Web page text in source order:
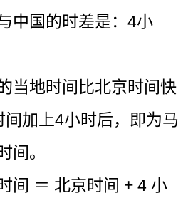
中国的时差是：4小
当地时间比北京时间快
加上4小时后，即为马
间。
间 ＝ 北京时间 + 4 小